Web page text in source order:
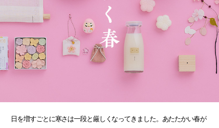
日を増すごとに寒さは一段と厳しくなってきました。あたたかい春が